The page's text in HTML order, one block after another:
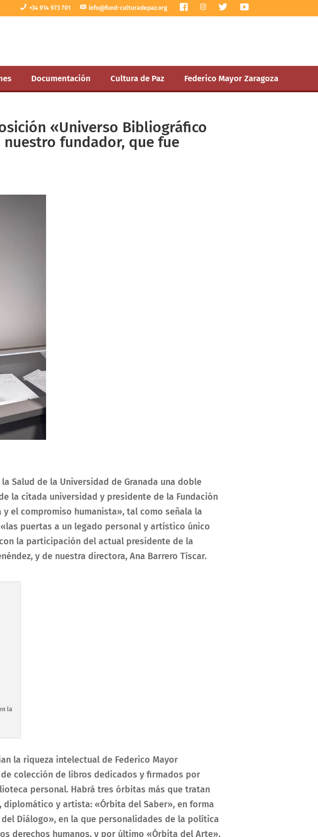
+34 914 973 701 info@fund-culturadepaz.org
Documentación Cultura de Paz Federico Mayor Zaragoza
«Universo Bibliográfico
nuestro fundador, que fue
Salud de la Universidad de Granada una doble
la citada universidad y presidente de la Fundación
el compromiso humanista», tal como señala la
puertas a un legado personal y artístico único
la participación del actual presidente de la
y de nuestra directora, Ana Barrero Tíscar.
la
la riqueza intelectual de Federico Mayor
colección de libros dedicados y firmados por
personal. Habrá tres órbitas más que tratan
y artista: «Órbita del Saber», en forma
Diálogo», en la que personalidades de la política
derechos humanos, y por último «Órbita del Arte»,